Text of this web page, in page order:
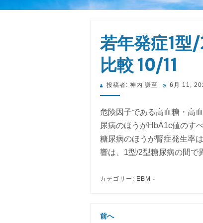
若年発症1型
比較 10/11
投稿者:神内 謙至
投 6月 11,
危険因子である高血糖・高
尿病のほうがHbA1c値のす
糖尿病のほうが腎症発生率
響は、1型/2型糖尿病の間で
カテゴリー: EBM
前へ